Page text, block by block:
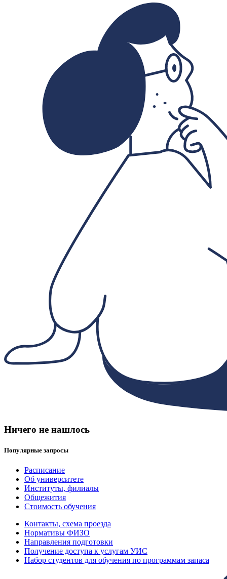
Ничего не нашлось
Популярные запросы
Расписание
Об университете
Институты, филиалы
Общежития
Стоимость обучения
Контакты, схема проезда
Нормативы ФИЗО
Направления подготовки
Получение доступа к услугам УИС
Набор студентов для обучения по программам запаса